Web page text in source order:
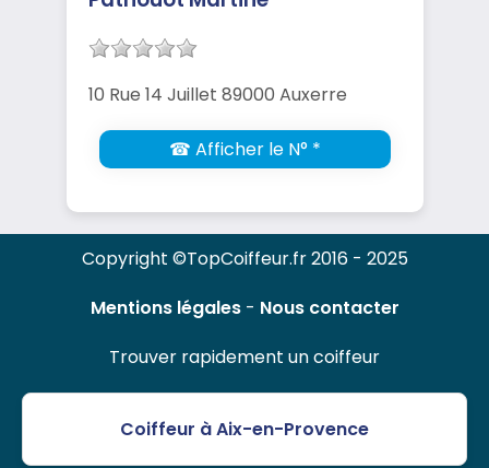
10 Rue 14 Juillet 89000 Auxerre
☎ Afficher le N° *
Copyright ©TopCoiffeur.fr 2016 - 2025
Mentions légales- Nous contacter
Trouver rapidement un coiffeur
Coiffeur à Aix-en-Provence